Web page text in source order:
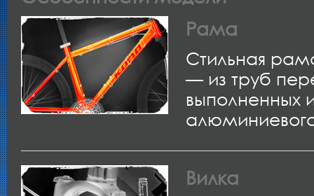
Рама
Стильная
— из труб
выполненных
Вилка